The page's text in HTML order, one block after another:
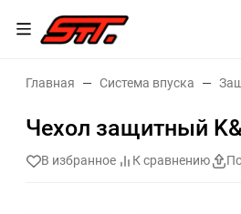
Главная Система впуска
Чехол защитный
В избранное К сравнению